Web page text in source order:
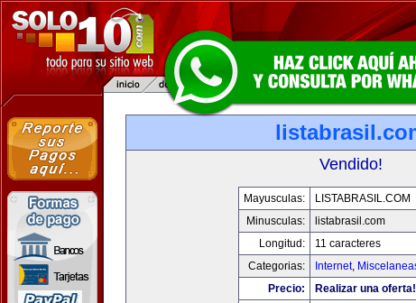
Vendido!
Mayusculas:
LISTABRASIL.COM
Minusculas:
listabrasil.com
Longitud:
11 caracteres
Categorias:
Internet,
Precio:
Realizar una oferta!